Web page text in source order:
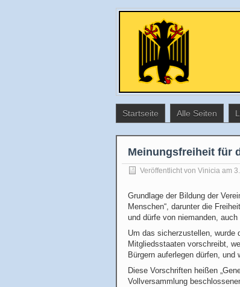
Startseite Alle Seiten
Meinungsfreiheit für
Veröffentlicht von Vinicia am
Grundlage der Bildung der
Menschen“, darunter die
und dürfe von niemanden,
Um das sicherzustellen, wurde
Mitgliedsstaaten vorschreibt,
Bürgern auferlegen dürfen, und
Diese Vorschriften heißen
Vollversammlung